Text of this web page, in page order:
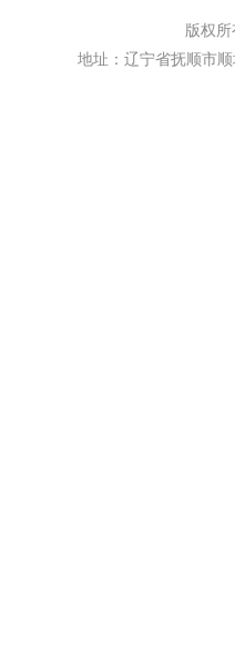
版权
地址：辽宁省抚顺市